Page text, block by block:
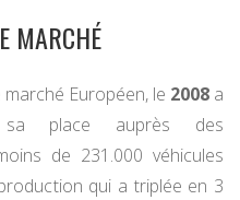
MARCHÉ
Européen, le 2008 a
place auprès des
de 231.000 véhicules
qui a triplée en 3